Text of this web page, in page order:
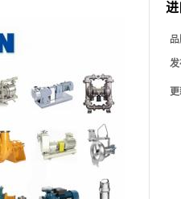
进
品
发
更